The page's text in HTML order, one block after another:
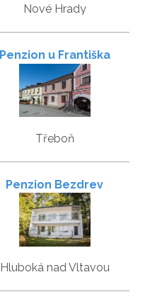
Nové Hrady
Penzion u Františka
Třeboň
Penzion Bezdrev
Hluboká nad Vltavou